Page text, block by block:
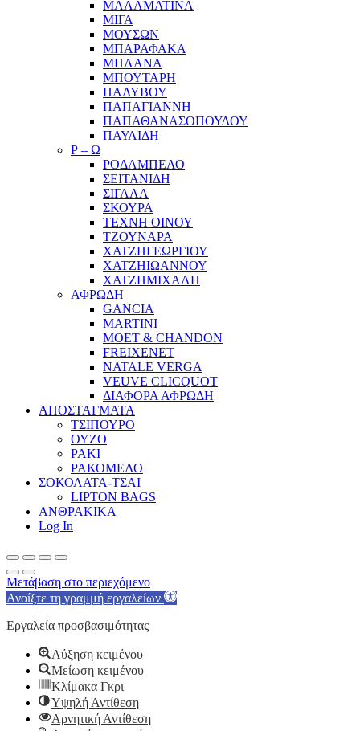
ΜΑΛΑΜΑΤΙΝΑ
ΜΙΓΑ
ΜΟΥΣΩΝ
ΜΠΑΡΑΦΑΚΑ
ΜΠΛΑΝΑ
ΜΠΟΥΤΑΡΗ
ΠΑΛΥΒΟΥ
ΠΑΠΑΓΙΑΝΝΗ
ΠΑΠΑΘΑΝΑΣΟΠΟΥΛΟΥ
ΠΑΥΛΙΔΗ
Ρ – Ω
ΡΟΔΑΜΠΕΛΟ
ΣΕΙΤΑΝΙΔΗ
ΣΙΓΑΛΑ
ΣΚΟΥΡΑ
ΤΕΧΝΗ ΟΙΝΟΥ
ΤΖΟΥΝΑΡΑ
ΧΑΤΖΗΓΕΩΡΓΙΟΥ
ΧΑΤΖΗΙΩΑΝΝΟΥ
ΧΑΤΖΗΜΙΧΑΛΗ
ΑΦΡΩΔΗ
GANCIA
MARTINI
MOET & CHANDON
FREIXENET
NATALE VERGA
VEUVE CLICQUOT
ΔΙΑΦΟΡΑ ΑΦΡΩΔΗ
ΑΠΟΣΤΑΓΜΑΤΑ
ΤΣΙΠΟΥΡΟ
ΟΥΖΟ
ΡΑΚΙ
ΡΑΚΟΜΕΛΟ
ΣΟΚΟΛΑΤΑ-ΤΣΑΙ
LIPTON BAGS
ΑΝΘΡΑΚΙΚΑ
Log In
Μετάβαση στο περιεχόμενο
Ανοίξτε τη γραμμή εργαλείων
Εργαλεία προσβασιμότητας
Αύξηση κειμένου
Μείωση κειμένου
Κλίμακα Γκρι
Υψηλή Αντίθεση
Αρνητική Αντίθεση